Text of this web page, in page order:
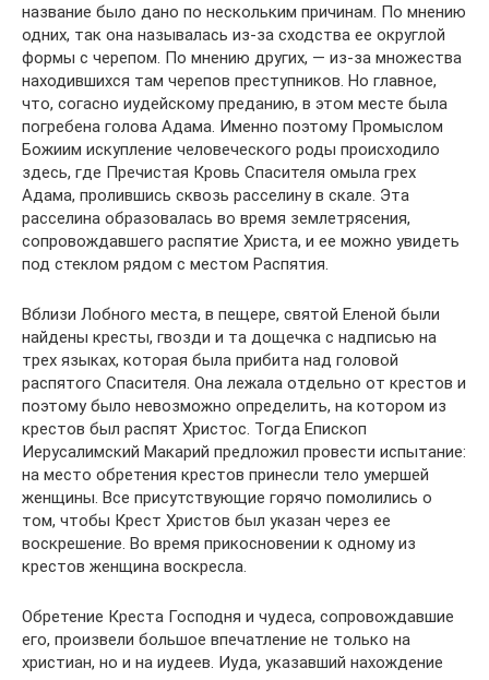
название было дано по нескольким причинам. По мнению
одних, так она называлась из-за сходства ее округлой
формы с черепом. По мнению других, — из-за множества
находившихся там черепов преступников. Но главное,
что, согасно иудейскому преданию, в этом месте была
погребена голова Адама. Именно поэтому Промыслом
Божиим искупление человеческого роды происходило
здесь, где Пречистая Кровь Спасителя омыла грех
Адама, пролившись сквозь расселину в скале. Эта
расселина образовалась во время землетрясения,
сопровождавшего распятие Христа, и ее можно увидеть
под стеклом рядом с местом Распятия.
Вблизи Лобного места, в пещере, святой Еленой были
найдены кресты, гвозди и та дощечка с надписью на
трех языках, которая была прибита над головой
распятого Спасителя. Она лежала отдельно от крестов и
поэтому было невозможно определить, на котором из
крестов был распят Христос. Тогда Епископ
Иерусалимский Макарий предложил провести испытание:
на место обретения крестов принесли тело умершей
женщины. Все присутствующие горячо помолились о
том, чтобы Крест Христов был указан через ее
воскрешение. Во время прикосновении к одному из
крестов женщина воскресла.
Обретение Креста Господня и чудеса, сопровождавшие
его, произвели большое впечатление не только на
христиан, но и на иудеев. Иуда, указавший нахождение